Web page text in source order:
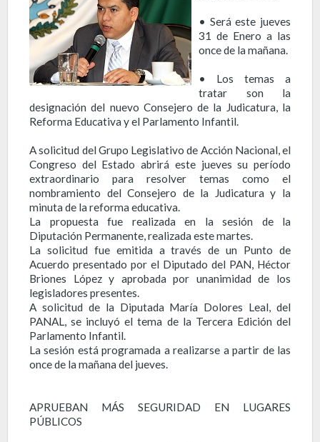
• Será este jueves
31 de Enero a las
once de la mañana.
• Los temas a
tratar son la
designación del nuevo Consejero de la Judicatura, la
Reforma Educativa y el Parlamento Infantil.
A solicitud del Grupo Legislativo de Acción Nacional, el
Congreso del Estado abrirá este jueves su período
extraordinario para resolver temas como el
nombramiento del Consejero de la Judicatura y la
minuta de la reforma educativa.
La propuesta fue realizada en la sesión de la
Diputación Permanente, realizada este martes.
La solicitud fue emitida a través de un Punto de
Acuerdo presentado por el Diputado del PAN, Héctor
Briones López y aprobada por unanimidad de los
legisladores presentes.
A solicitud de la Diputada María Dolores Leal, del
PANAL, se incluyó el tema de la Tercera Edición del
Parlamento Infantil.
La sesión está programada a realizarse a partir de las
once de la mañana del jueves.
APRUEBAN MÁS SEGURIDAD EN LUGARES
PÚBLICOS